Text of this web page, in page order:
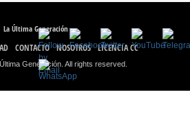
La Última Generación
CONTACTO NOSOTROS LICENCIA CC
Generación. All rights reserved.